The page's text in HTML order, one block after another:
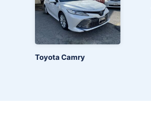
Toyota Camry